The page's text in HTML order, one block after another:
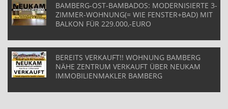
BAMBERG-OST-BAMBADOS: MODERNISIERTE 3-
ZIMMER-WOHNUNG(= WIE FENSTER+BAD) MIT
BALKON FÜR 229.000,-EURO
BEREITS VERKAUFT!! WOHNUNG BAMBERG
NÄHE ZENTRUM VERKAUFT ÜBER NEUKAM
IMMOBILIENMAKLER BAMBERG